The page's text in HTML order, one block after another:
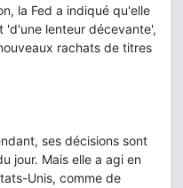
la Fed a indiqué qu'elle
'd'une lenteur décevante',
rachats de titres
ses décisions sont
jour. Mais elle a agi en
Unis, comme de